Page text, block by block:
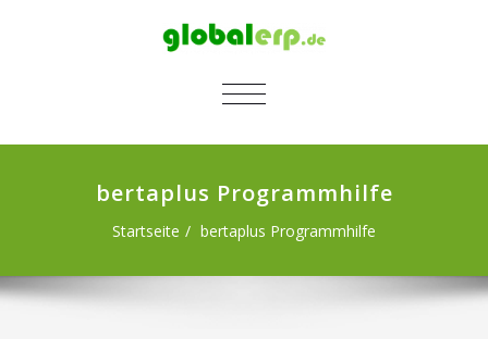
SCHALTE NAVIGATION
bertaplus Programmhilfe
Startseite bertaplus Programmhilfe